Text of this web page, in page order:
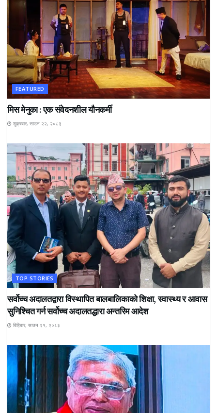
FEATURED
मिस मेनुका : एक संवेदनशील यौनकर्मी
शुक्रबार, साउन २२, २०८३
TOP STORIES
सर्वोच्च अदालतद्वारा विस्थापित बालबालिकाको शिक्षा, स्वास्थ्य र आवास
सुनिश्चित गर्न सर्वोच्च अदालतद्धारा अन्तरिम आदेश
बिहिबार, साउन २१, २०८३